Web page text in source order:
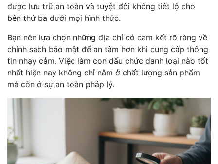
được lưu trữ an toàn và tuyệt đối không tiết lộ cho
bên thứ ba dưới mọi hình thức.
Bạn nên lựa chọn những địa chỉ có cam kết rõ ràng về
chính sách bảo mật để an tâm hơn khi cung cấp thông
tin nhạy cảm. Việc làm con dấu chức danh loại nào tốt
nhất hiện nay không chỉ nằm ở chất lượng sản phẩm
mà còn ở sự an toàn pháp lý.